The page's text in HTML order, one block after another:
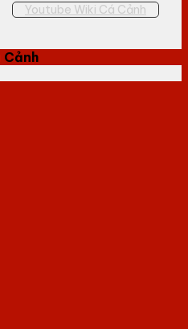
Youtube Wiki Cá Cảnh
Cảnh